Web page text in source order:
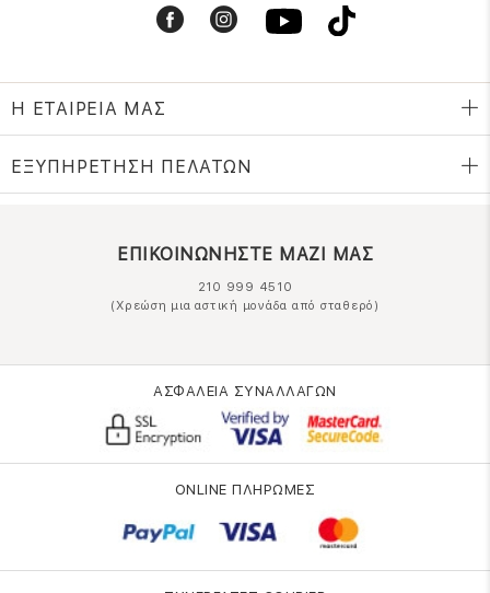
Η ΕΤΑΙΡΕΙΑ ΜΑΣ
ΕΞΥΠΗΡΕΤΗΣΗ ΠΕΛΑΤΩΝ
ΕΠΙΚΟΙΝΩΝΗΣΤΕ ΜΑΖΙ ΜΑΣ
210 999 4510
(Χρεώση μια αστική μονάδα από σταθερό)
ΑΣΦΑΛΕΙΑ ΣΥΝΑΛΛΑΓΩΝ
ONLINE ΠΛΗΡΩΜΕΣ